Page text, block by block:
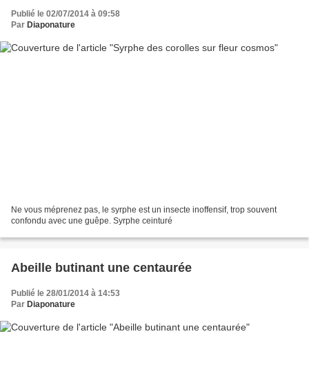
Publié le 02/07/2014 à 09:58
Par Diaponature
Ne vous méprenez pas, le syrphe est un insecte inoffensif, trop souvent
confondu avec une guêpe. Syrphe ceinturé
Abeille butinant une centaurée
Publié le 28/01/2014 à 14:53
Par Diaponature